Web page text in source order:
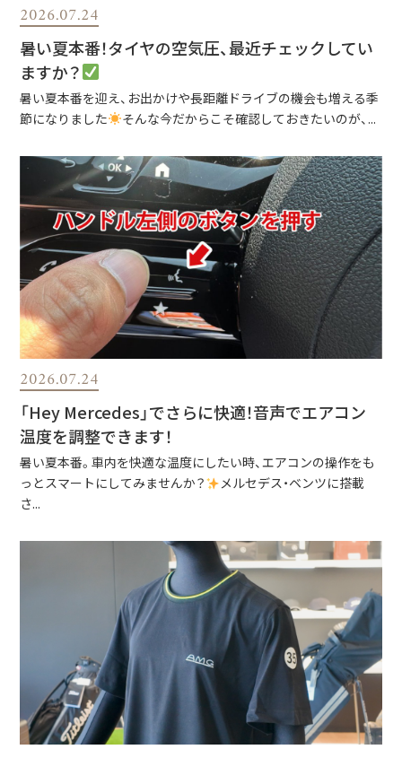
2026.07.24
暑い夏本番！タイヤの空気圧、最近チェックしてい
ますか？
暑い夏本番を迎え、お出かけや長距離ドライブの機会も増える季
節になりました
そんな今だからこそ確認しておきたいのが、...
2026.07.24
「Hey Mercedes」でさらに快適！音声でエアコン
温度を調整できます！
暑い夏本番。車内を快適な温度にしたい時、エアコンの操作をも
っとスマートにしてみませんか？
メルセデス・ベンツに搭載
さ...